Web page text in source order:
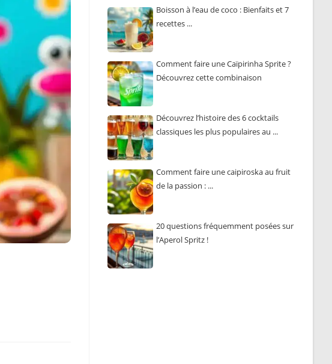
Boisson à l’eau de coco : Bienfaits et 7
recettes ...
Comment faire une Caïpirinha Sprite ?
Découvrez cette combinaison
Découvrez l’histoire des 6 cocktails
classiques les plus populaires au ...
Comment faire une caipiroska au fruit
de la passion : ...
20 questions fréquemment posées sur
l’Aperol Spritz !